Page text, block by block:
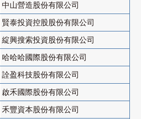
中山營造股份有限公司
賢泰投資控股股份有限公司
綻興搜索投資股份有限公司
哈哈哈國際股份有限公司
詮盈科技股份有限公司
啟禾國際股份有限公司
禾豐資本股份有限公司